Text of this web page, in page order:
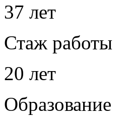
37 лет
Стаж работы
20 лет
Образование